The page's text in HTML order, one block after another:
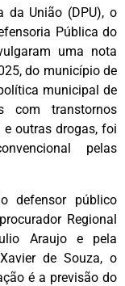
União (DPU), o
Pública do
uma nota
do município de
municipal de
com transtornos
outras drogas, foi
pelas
defensor público
Regional
Araujo e pela
de Souza, o
é a previsão do